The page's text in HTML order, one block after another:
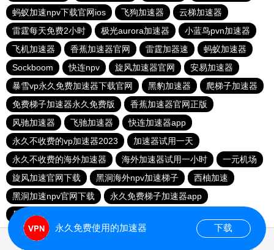
蚂蚁加速npv下载官网ios
飞狗加速器
云梯加速器
雷霆每天免费2小时
极光aurora加速器
小蓝鸟pvn加速器
飞机加速器
香蕉加速器官网 雷霆加器速
蚂蚁加速器
Sockboom
快连npv 旋风加速器官网
安易加速器
暴雪vp永久免费加速器下载官网
黑豹加速器
爬梯子加速器
免费梯子加速器永久免费版
香蕉加速器官网正版
风驰加速器
飞驰加速器
快连加速器app
永久不收费的vp加速器2023
加速器试用一天
永久不收费的海外加速器
海外加速器试用一小时
一元机场
旋风加速官网下载
黑洞海外npv加速梯子
西柚加速
黑洞加速npv官网下载
永久免费梯子加速器app
暴雪加速器
永久免费使用的加速器 下载